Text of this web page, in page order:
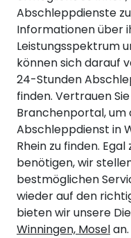
Abschleppdienste
Informationen über
Leistungsspektrum
können sich darauf
24-Stunden
finden. Vertrauen
Branchenportal,
Abschleppdienst in
Rhein zu finden.
benötigen, wir
bestmöglichen
wieder auf den
bieten wir unsere
Winningen, Moselan.